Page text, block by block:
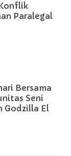
Paralegal
Bersama
Seni
Godzilla El